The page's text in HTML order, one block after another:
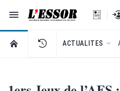
Navigation
L'Essor - retour à la
RETOUR À LA PAGE D’ACCUEIL DE
ACTUALITES